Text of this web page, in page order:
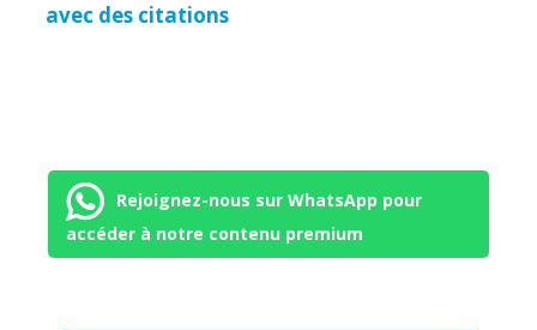
avec des citations
Rejoignez-nous sur WhatsApp pour
accéder à notre contenu premium